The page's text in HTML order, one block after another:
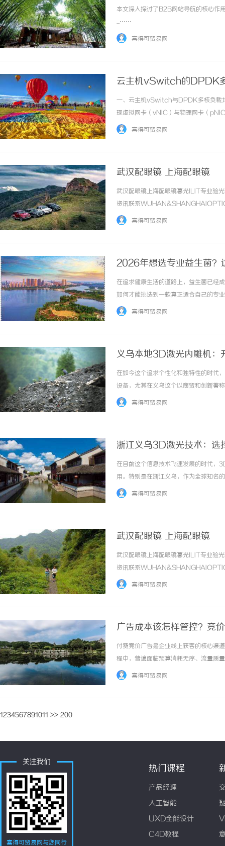
本文深入探讨了B2B网站导航的核心作
...……
喜得可贸易网
云主机vSwitch的DPDK
一、云主机vSwitch与DPDK多核负载
现虚拟网卡（vNIC）与物理网卡（
虚拟化环境中，vSwitch需同时处理来
喜得可贸易网
武汉配眼镜 上海配眼镜
武汉配眼镜上海配眼镜暮光ILIT专业验
资讯联系
品牌，现于武汉与上海设有4家门店。
喜得可贸易网
2026年想选专业益生菌？
在追求健康生活的道路上，益生菌已经
如何才能挑选到一款真正适合自己的专
益生菌的关键要点。一、看产品的营养
喜得可贸易网
义乌本地3D激光内雕机：
在如今这个追求个性化和独特性的时代
设备，尤其在义乌这个以商贸和创新著
乌本地3D激光内雕机的基本原理、主
喜得可贸易网
浙江义乌3D激光技术：选
在目前这个信息技术飞速发展的时代，
用。特别是在浙江义乌，作为全球知名
么，如何在众多选择中找到最合适的服
喜得可贸易网
武汉配眼镜 上海配眼镜
武汉配眼镜上海配眼镜暮光ILIT专业验
资讯联系
品牌，现于武汉与上海设有4家门店。
喜得可贸易网
广告成本该怎样管控？竞
付费竞价广告是企业线上获客的核心渠
程中，普遍面临预算消耗无序、流量质
配投放投入，整体投放性价比持续走低
喜得可贸易网
1234567891011 >> 200
关注我们
喜得可贸易网与您同行
热门课程
产品经理
人工智能
UXD全能设计
C4D教程